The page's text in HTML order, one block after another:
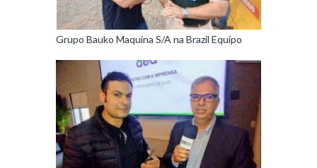
Grupo Bauko Maquina S/A na Brazil Equipo